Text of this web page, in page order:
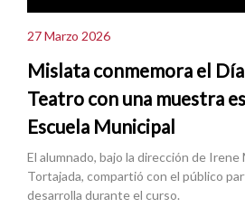
27 Marzo 2026
Mislata conmemora el
Teatro con una muestra
Escuela Municipal
El alumnado, bajo la dirección de Irene
Tortajada, compartió con el público
desarrolla durante el curso.